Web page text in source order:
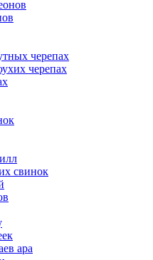
черепах
черепах
свинок
ара